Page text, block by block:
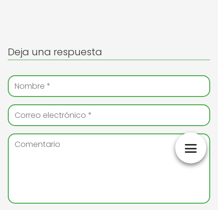
Deja una respuesta